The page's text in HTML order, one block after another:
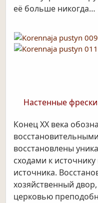
её больше никогда…
Настенные
Конец ХХ века
восстановлены
сходами к
источника.
хозяйственный
церковью